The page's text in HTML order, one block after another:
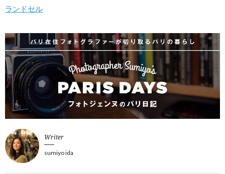
ランドセル
Writer
sumiyo ida